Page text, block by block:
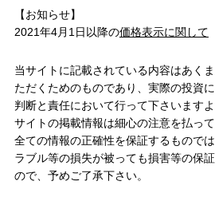
【お知らせ】
2021年4月1日以降の価格表示に関して
当サイトに記載されている内容はあく
ただくためのものであり、実際の投資
判断と責任において行って下さいます
サイトの掲載情報は細心の注意を払っ
全ての情報の正確性を保証するもので
ラブル等の損失が被っても損害等の保
ので、予めご了承下さい。